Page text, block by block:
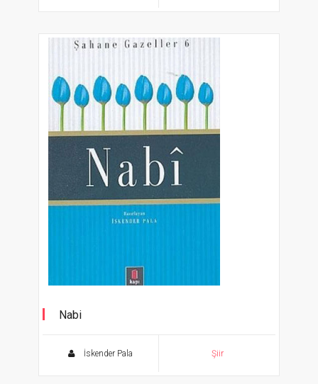
Nabi
İskender Pala Şiir